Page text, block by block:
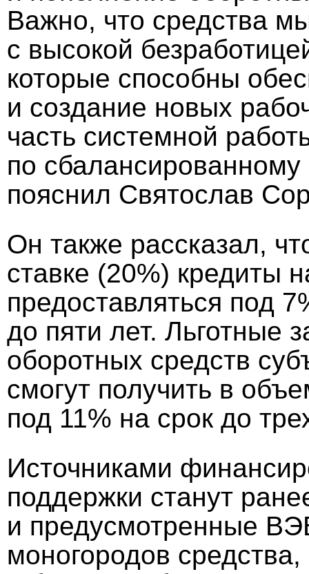
Важно, что средства
с высокой
которые способны
и создание новых
часть системной
по
пояснил Святослав
Он также рассказал,
ставке (20%) кредиты
предоставляться под
до пяти лет. Льготные
оборотных средств
смогут получить в
под 11% на срок до
Источниками
поддержки станут
и предусмотренные
моногородов